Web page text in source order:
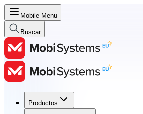
Mobile Menu
Buscar
Productos
Productos